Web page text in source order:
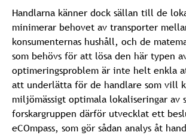
Handlarna känner dock sällan till de
minimerar behovet av transporter
konsumenternas hushåll, och de
som behövs för att lösa den här typen
optimeringsproblem är inte helt enkla
att underlätta för de handlare som vill
miljömässigt optimala lokaliseringar av
forskargruppen därför utvecklat ett
eCOmpass, som gör sådan analys åt